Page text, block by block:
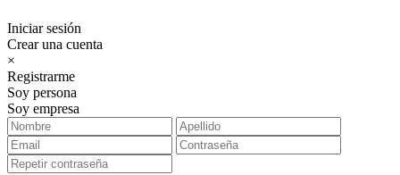
Iniciar sesión
Crear una cuenta
×
Registrarme
Soy persona
Soy empresa